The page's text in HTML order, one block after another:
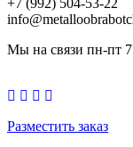
+7 (992) 504-53-22
Мы на связи пн-пт
Разместить заказ